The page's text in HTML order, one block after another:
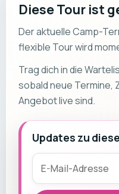
Diese Tour ist
Der aktuelle Camp-
flexible Tour wird
Trag dich in die
sobald neue Termine,
Angebot live sind.
Updates zu